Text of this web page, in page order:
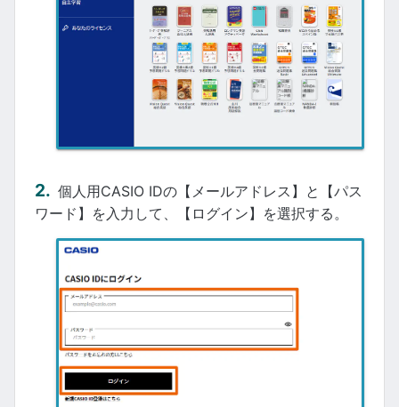
個人用CASIO IDの【メールアドレス】と【パス
ワード】を入力して、【ログイン】を選択する。